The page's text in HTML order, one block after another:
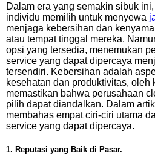
Dalam era yang semakin sibuk
individu memilih untuk menyewa
menjaga kebersihan dan
atau tempat tinggal mereka.
opsi yang tersedia, menemukan
service yang dapat dipercaya
tersendiri. Kebersihan adalah
kesehatan dan produktivitas, oleh
memastikan bahwa perusahaan
pilih dapat diandalkan. Dalam
membahas empat ciri-ciri utama
service yang dapat dipercaya.
1. Reputasi yang Baik di Pasar.